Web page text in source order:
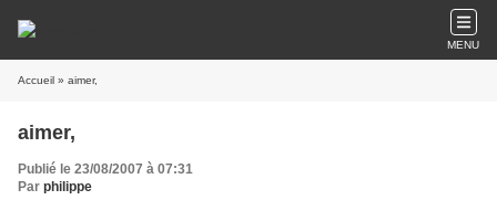
MENU
Accueil » aimer,
aimer,
Publié le 23/08/2007 à 07:31
Par philippe